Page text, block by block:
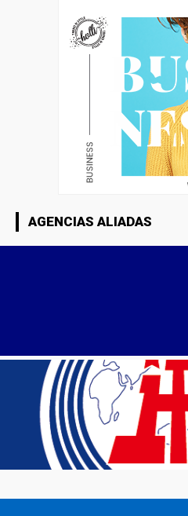
AGENCIAS ALIADAS